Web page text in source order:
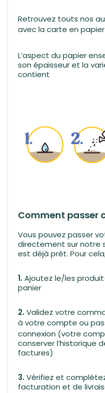
Retrouvez touts nos
avecla carte en
L’aspect du papier
son épaisseur et la
contient
Comment passer
Vous pouvez passer
directement sur notre
est déjà prêt. Pour
1.Ajoutez le/les
panier
2.Validez votre
à votre compte ou
connexion (votre
conserver l’historique
factures)
3.Vérifiez et
facturation et de